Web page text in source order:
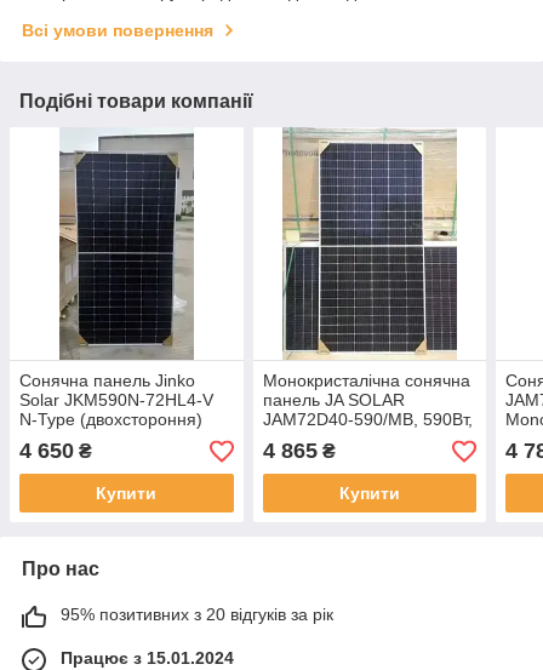
Всі умови повернення
Подібні товари компанії
Сонячна панель Jinko
Solar JKM590N-72HL4-V
N-Type (двохстороння)
4 650 ₴
Купити
Монокристалічна сонячна
панель JA SOLAR
JAM72D40-590/MB, 590Вт,
Bifacial,N-type
4 865₴
Купити
4
Про нас
95% позитивних з 20 відгуків за рік
Працює з 15.01.2024